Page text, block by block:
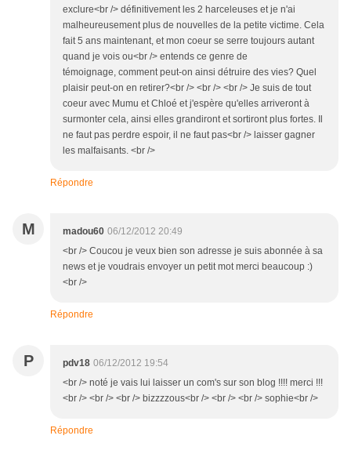
exclure<br /> définitivement les 2 harceleuses et je n'ai
malheureusement plus de nouvelles de la petite victime. Cela
fait 5 ans maintenant, et mon coeur se serre toujours autant
quand je vois ou<br /> entends ce genre de
témoignage, comment peut-on ainsi détruire des vies? Quel
plaisir peut-on en retirer?<br /> <br /> <br /> Je suis de tout
coeur avec Mumu et Chloé et j'espère qu'elles arriveront à
surmonter cela, ainsi elles grandiront et sortiront plus fortes. Il
ne faut pas perdre espoir, il ne faut pas<br /> laisser gagner
les malfaisants. <br />
Répondre
M madou60 06/12/2012 20:49
<br /> Coucou je veux bien son adresse je suis abonnée à sa
news et je voudrais envoyer un petit mot merci beaucoup :)
<br />
Répondre
P pdv18 06/12/2012 19:54
<br /> noté je vais lui laisser un com's sur son blog !!!! merci !!!
<br /> <br /> <br /> bizzzzous<br /> <br /> <br /> sophie<br />
Répondre